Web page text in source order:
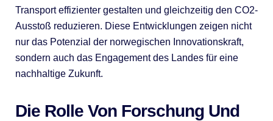
Transport effizienter gestalten und gleichzeitig den CO2-
Ausstoß reduzieren. Diese Entwicklungen zeigen nicht
nur das Potenzial der norwegischen Innovationskraft,
sondern auch das Engagement des Landes für eine
nachhaltige Zukunft.
Die Rolle Von Forschung Und